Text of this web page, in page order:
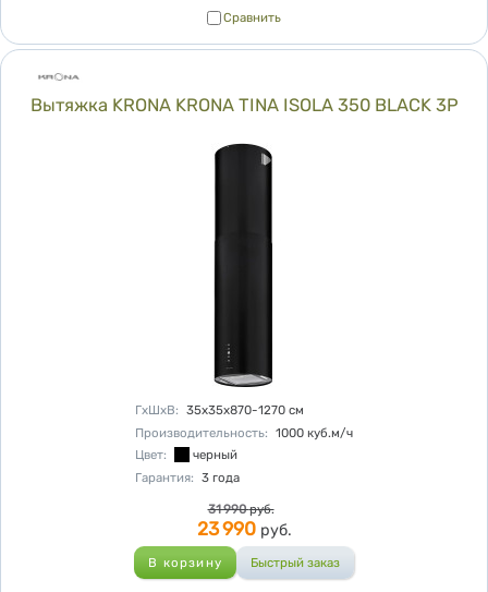
Сравнить
Вытяжка KRONA KRONA TINA ISOLA 350 BLACK 3P
Характеристики
ГхШхВ: 35x35x870-1270 см
Производительность: 1000 куб.м/ч
Цвет:
черный
Гарантия: 3 года
31 990 руб.
23 990 руб.